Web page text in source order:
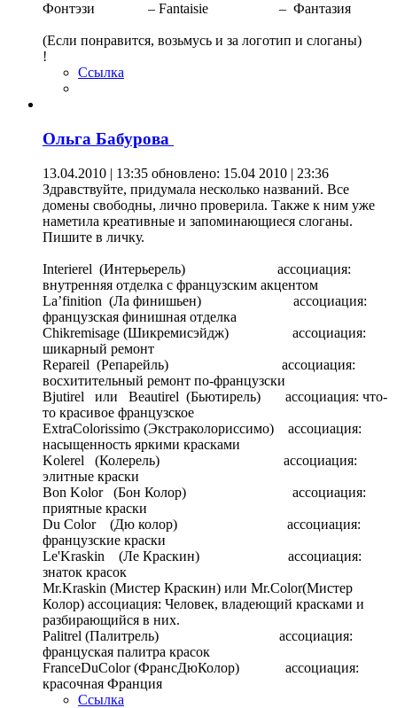
Фонтэзи – Fantaisie – Фантазия
(Если понравится, возьмусь и за логотип и слоганы)
!
Ссылка
Ольга Бабурова
13.04.2010 | 13:35 обновлено: 15.04 2010 | 23:36
Здравствуйте, придумала несколько названий. Все
домены свободны, лично проверила. Также к ним уже
наметила креативные и запоминающиеся слоганы.
Пишите в личку.
Interierel (Интерьерель) ассоциация:
внутренняя отделка с французским акцентом
La’finition (Ла финишьен) ассоциация:
французская финишная отделка
Chikremisage (Шикремисэйдж) ассоциация:
шикарный ремонт
Repareil (Репарейль) ассоциация:
восхитительный ремонт по-французски
Bjutirel или Beautirel (Бьютирель) ассоциация: что-
то красивое французское
ExtraColorissimo (Экстраколориссимо) ассоциация:
насыщенность яркими красками
Kolerel (Колерель) ассоциация:
элитные краски
Bon Kolor (Бон Колор) ассоциация:
приятные краски
Du Сolor (Дю колор) ассоциация:
французские краски
Le'Kraskin (Ле Краскин) ассоциация:
знаток красок
Mr.Kraskin (Мистер Краскин) или Mr.Color(Мистер
Колор) ассоциация: Человек, владеющий красками и
разбирающийся в них.
Palitrel (Палитрель) ассоциация:
француская палитра красок
FranceDuColor (ФрансДюКолор) ассоциация:
красочная Франция
Ссылка